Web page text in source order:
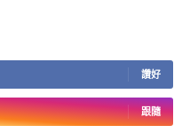
讚好
跟隨